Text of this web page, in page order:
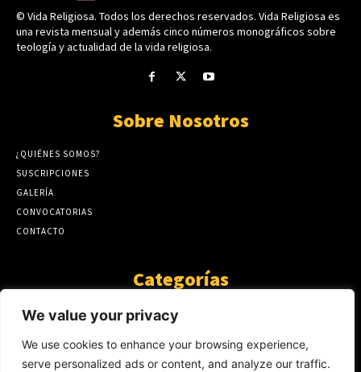
We value your privacy
We use cookies to enhance your browsing experience,
serve personalized ads or content, and analyze our traffic.
© Vida Religiosa. Todos los derechos reservados. Vida Religiosa es
una revista mensual y además cinco números monográficos sobre
teología y actualidad de la vida religiosa.
Sobre Nosotros
¿QUIÉNES SOMOS?
SUSCRIPCIONES
GALERÍA
CONVOCATORIAS
CONTACTO
Categorías
ARTÍCULOS
GUANTE DE SEDA
AL CALOR DE LA PALABRA
Y YO QUE SÉ
423